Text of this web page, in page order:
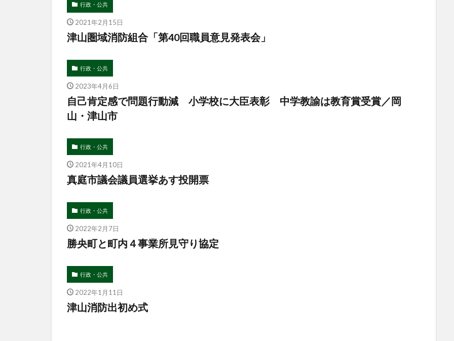
行政・公共
2021年2月15日
津山圏域消防組合「第40回職員意見発表会」
行政・公共
2023年4月6日
自己肯定感で問題行動減 小学校に大臣表彰 中学教諭は教育賞受賞／岡
山・津山市
行政・公共
2021年4月10日
真庭市議会議員選挙あす投開票
行政・公共
2022年2月7日
勝央町と町内４事業所見守り協定
行政・公共
2022年1月11日
津山消防出初め式